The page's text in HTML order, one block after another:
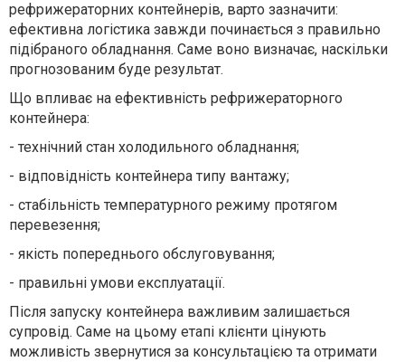
рефрижераторних контейнерів, варто зазначити:
ефективна логістика завжди починається з правильно
підібраного обладнання. Саме воно визначає, наскільки
прогнозованим буде результат.
Що впливає на ефективність рефрижераторного
контейнера:
- технічний стан холодильного обладнання;
- відповідність контейнера типу вантажу;
- стабільність температурного режиму протягом
перевезення;
- якість попереднього обслуговування;
- правильні умови експлуатації.
Після запуску контейнера важливим залишається
супровід. Саме на цьому етапі клієнти цінують
можливість звернутися за консультацією та отримати